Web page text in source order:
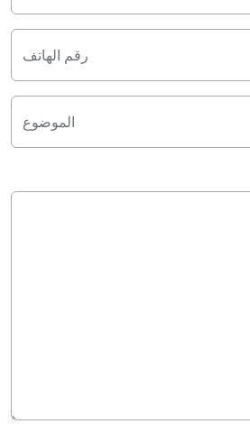
رقم الهاتف
الموضوع